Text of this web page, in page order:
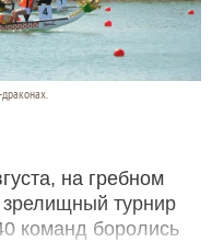
на гребном
турнир
команд боролись